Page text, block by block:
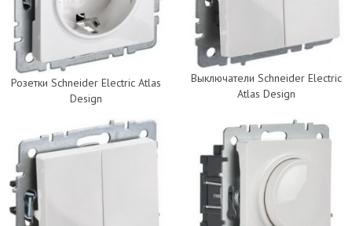
Розетки Schneider Electric Atlas
Design
Выключатели Schneider Electric
Atlas Design